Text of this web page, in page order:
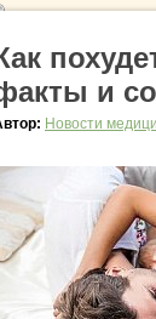
и
Новости